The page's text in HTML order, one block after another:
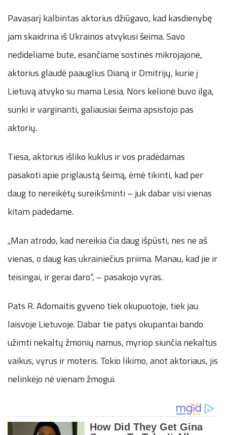
Pavasarį kalbintas aktorius džiūgavo, kad kasdienybę
jam skaidrina iš Ukrainos atvykusi šeima. Savo
nedideliame bute, esančiame sostinės mikrojajone,
aktorius glaudė paauglius Dianą ir Dmitrijų, kurie į
Lietuvą atvyko su mama Lesia. Nors kelionė buvo ilga,
sunki ir varginanti, galiausiai šeima apsistojo pas
aktorių.
Tiesa, aktorius išliko kuklus ir vos pradėdamas
pasakoti apie priglaustą šeimą, ėmė tikinti, kad per
daug to nereikėtų sureikšminti – juk dabar visi vienas
kitam padedame.
„Man atrodo, kad nereikia čia daug išpūsti, nes ne aš
vienas, o daug kas ukrainiečius priima. Manau, kad jie ir
teisingai, ir gerai daro“, – pasakojo vyras.
Pats R. Adomaitis gyveno tiek okupuotoje, tiek jau
laisvoje Lietuvoje. Dabar tie patys okupantai bando
užimti nekaltų žmonių namus, myriop siunčia nekaltus
vaikus, vyrus ir moteris. Tokio likimo, anot aktoriaus, jis
nelinkėjo nė vienam žmogui.